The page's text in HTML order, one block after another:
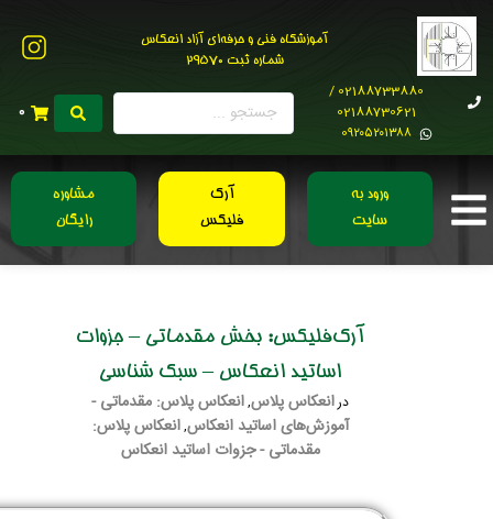
آموزشگاه فنی و حرفه‌ای آزاد انعکاس
شماره ثبت 29570
02188733880 /
02188730621
0۹۲۰۵۲۰۱۳۸۸
0
ورود به
سایت
آرک
فلیکس
مشاوره
رایگان
آرک‌فلیکس: بخش مقدماتی – جزوات
اساتید انعکاس – سبک شناسی
درانعکاس پلاس,انعکاس پلاس: مقدماتی -
آموزش‌های اساتید انعکاس,انعکاس پلاس:
مقدماتی - جزوات اساتید انعکاس